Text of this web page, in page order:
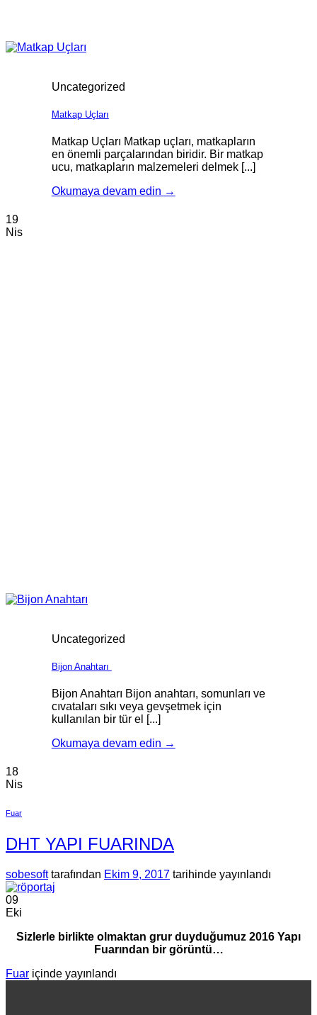
Uncategorized
Matkap Uçları
Matkap Uçları Matkap uçları, matkapların
en önemli parçalarından biridir. Bir matkap
ucu, matkapların malzemeleri delmek [...]
Okumaya devam edin →
19
Nis
Uncategorized
Bijon Anahtarı
Bijon Anahtarı Bijon anahtarı, somunları ve
cıvataları sıkı veya gevşetmek için
kullanılan bir tür el [...]
Okumaya devam edin →
18
Nis
Fuar
DHT YAPI FUARINDA
sobesofttarafından Ekim 9, 2017 tarihinde yayınlandı
09
Eki
Sizlerle birlikte olmaktan grur duyduğumuz 2016 Yapı
Fuarından bir görüntü…
Fuar içinde yayınlandı